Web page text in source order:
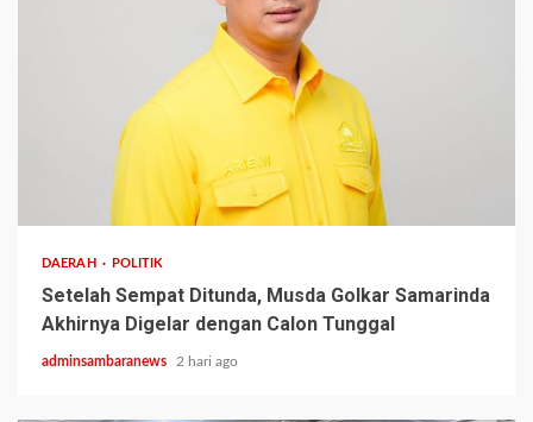
DAERAH POLITIK
Setelah Sempat Ditunda, Musda Golkar Samarinda
Akhirnya Digelar dengan Calon Tunggal
adminsambaranews 2 hari ago